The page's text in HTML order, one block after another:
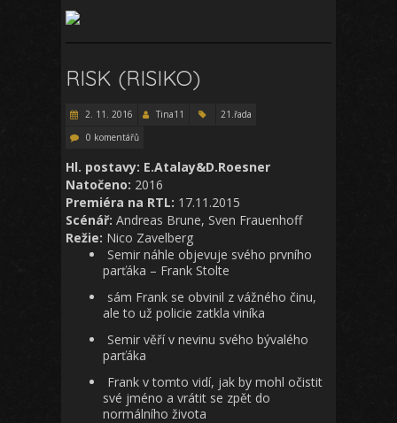
RISK (RISIKO)
2. 11. 2016 Tina11
21.řada
0 komentářů
Hl. postavy: E.Atalay&D.Roesner
Natočeno: 2016
Premiéra na RTL: 17.11.2015
Scénář: Andreas Brune, Sven Frauenhoff
Režie: Nico Zavelberg
Semir náhle objevuje svého prvního
parťáka – Frank Stolte
sám Frank se obvinil z vážného činu,
ale to už policie zatkla viníka
Semir věří v nevinu svého bývalého
parťáka
Frank v tomto vidí, jak by mohl očistit
své jméno a vrátit se zpět do
normálního života